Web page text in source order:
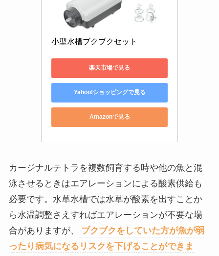
小型水槽ブクブクセット
楽天市場で見る
Yahoo!ショッピングで見る
Amazonで見る
カージナルテトラを複数飼育する時や他の魚と混
泳させるときはエアレーションによる酸素供給も
必要です。水草水槽では水草が酸素を出すことか
ら水温調整さえすればエアレーションが不要な場
合がありますが、
ブクブクをしていた方が魚が弱
ったり病気になるリスクを下げることができま